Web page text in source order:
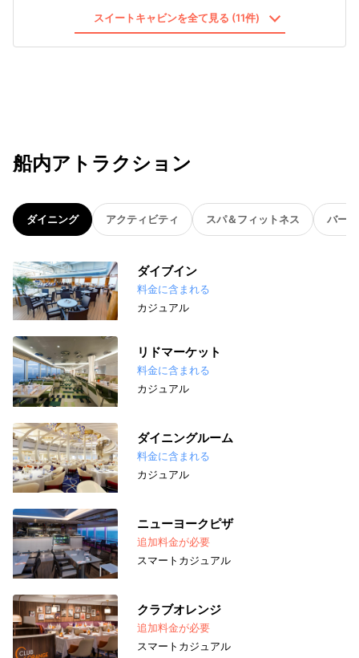
スイートキャビンを全て見る (11件)
船内アトラクション
ダイニング アクティビティ スパ＆フィットネス バー
ダイブイン
料金に含まれる
カジュアル
リドマーケット
料金に含まれる
カジュアル
ダイニングルーム
料金に含まれる
カジュアル
ニューヨークピザ
追加料金が必要
スマートカジュアル
クラブオレンジ
追加料金が必要
スマートカジュアル